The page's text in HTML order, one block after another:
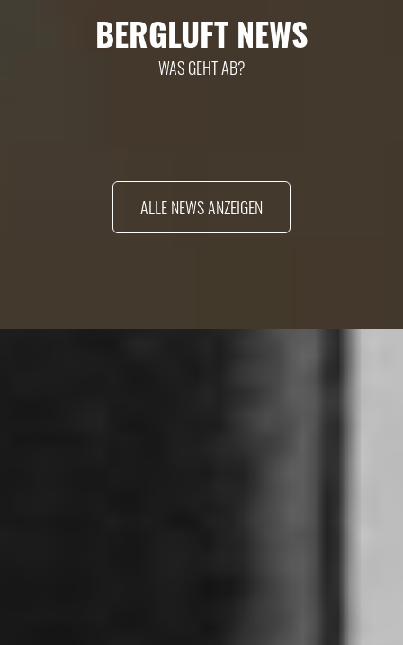
BERGLUFT NEWS
WAS GEHT AB?
ALLE NEWS ANZEIGEN